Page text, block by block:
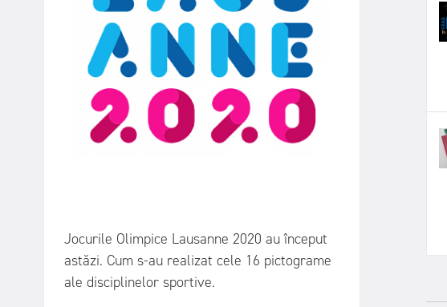
Jocurile Olimpice Lausanne 2020 au început
astăzi. Cum s-au realizat cele 16 pictograme
ale disciplinelor sportive.